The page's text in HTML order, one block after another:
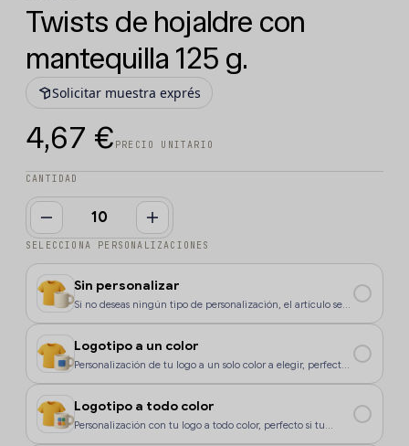
Twists de hojaldre con
mantequilla 125 g.
Solicitar muestra exprés
4,67 € PRECIO UNITARIO
CANTIDAD
SELECCIONA PERSONALIZACIONES
Sin personalizar
Si no deseas ningún tipo de personalización, el artículo se
Logotipo a un color
Personalización de tu logo a un solo color a elegir, perfecto
Logotipo a todo color
Personalización con tu logo a todo color, perfecto si tu